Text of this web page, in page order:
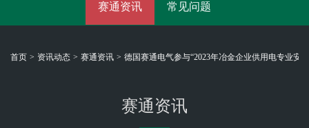
赛通资讯 常见问题
首页 > 资讯动态 > 赛通资讯 > 德国赛通电气参与“2023年冶金企业供用电专业安
赛通资讯